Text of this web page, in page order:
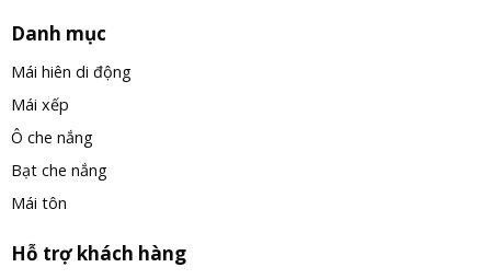
Danh mục
Mái hiên di động
Mái xếp
Ô che nắng
Bạt che nắng
Mái tôn
Hỗ trợ khách hàng